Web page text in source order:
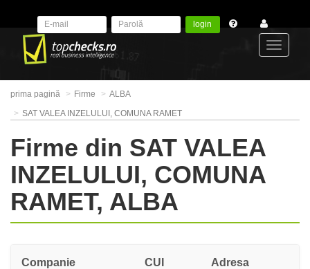
login
prima pagină Firme
ALBA
SAT VALEA INZELULUI, COMUNA RAMET
Firme din SAT VALEA
INZELULUI, COMUNA
RAMET, ALBA
Companie CUI Adresa